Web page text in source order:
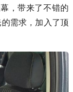
，带来了不错的
需求，加入了顶